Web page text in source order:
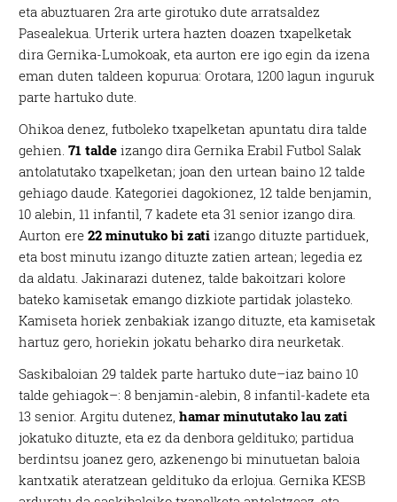
eta abuztuaren 2ra arte girotuko dute arratsaldez
Pasealekua. Urterik urtera hazten doazen txapelketak
dira Gernika-Lumokoak, eta aurton ere igo egin da izena
eman duten taldeen kopurua: Orotara, 1200 lagun inguruk
parte hartuko dute.
Ohikoa denez, futboleko txapelketan apuntatu dira talde
gehien. 71 taldeizango dira Gernika Erabil Futbol Salak
antolatutako txapelketan; joan den urtean baino 12 talde
gehiago daude. Kategoriei dagokionez, 12 talde benjamin,
10 alebin, 11 infantil, 7 kadete eta 31 senior izango dira.
Aurton ere22 minutuko bi zati izango dituzte partiduek,
eta bost minutu izango dituzte zatien artean; legedia ez
da aldatu. Jakinarazi dutenez, talde bakoitzari kolore
bateko kamisetak emango dizkiote partidak jolasteko.
Kamiseta horiek zenbakiak izango dituzte, eta kamisetak
hartuz gero, horiekin jokatu beharko dira neurketak.
Saskibaloian 29 taldek parte hartuko dute–iaz baino 10
talde gehiagok–: 8 benjamin-alebin, 8 infantil-kadete eta
13 senior. Argitu dutenez,hamar minututako lau zati
jokatuko dituzte, eta ez da denbora geldituko; partidua
berdintsu joanez gero, azkenengo bi minutuetan baloia
kantxatik ateratzean geldituko da erlojua. Gernika KESB